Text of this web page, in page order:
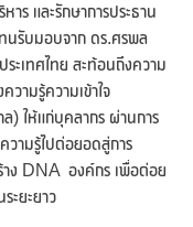
าร และรักษาการประธาน
นรับมอบจาก ดร.ศรพล
ะเทศไทย สะท้อนถึงความ
ามรู้ความเข้าใจ
) ให้แก่บุคลากร ผ่านการ
ามรู้ไปต่อยอดสู่การ
าง DNA องค์กร เพื่อต่อย
ะยะยาว